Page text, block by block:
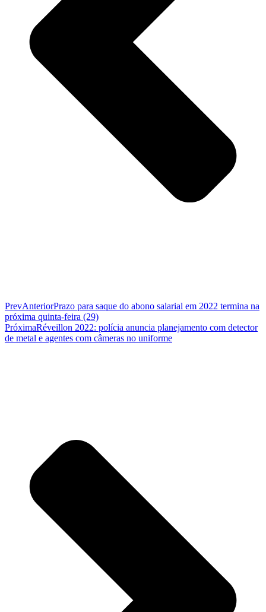
PrevAnteriorPrazo para saque do abono salarial em 2022 termina na
próxima quinta-feira (29)
PróximaRéveillon 2022: polícia anuncia planejamento com detector
de metal e agentes com câmeras no uniforme